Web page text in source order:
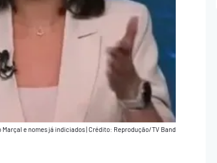
Marçal e nomes já indiciados|Crédito: Reprodução/TV Band